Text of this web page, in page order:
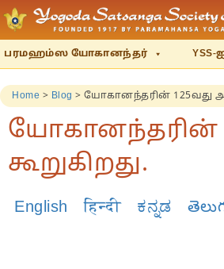
பரமஹம்ஸ யோகானந்தர்
Home > Blog > யோகானந்தரின் 125வது
யோகானந்தரின்
கூறுகிறது.
English हिन्दी ಕನ್ನಡ